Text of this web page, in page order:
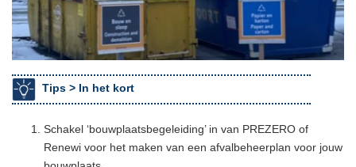
Tips > In het kort
Schakel ‘bouwplaatsbegeleiding’ in van PREZERO of
Renewi voor het maken van een afvalbeheerplan voor jouw